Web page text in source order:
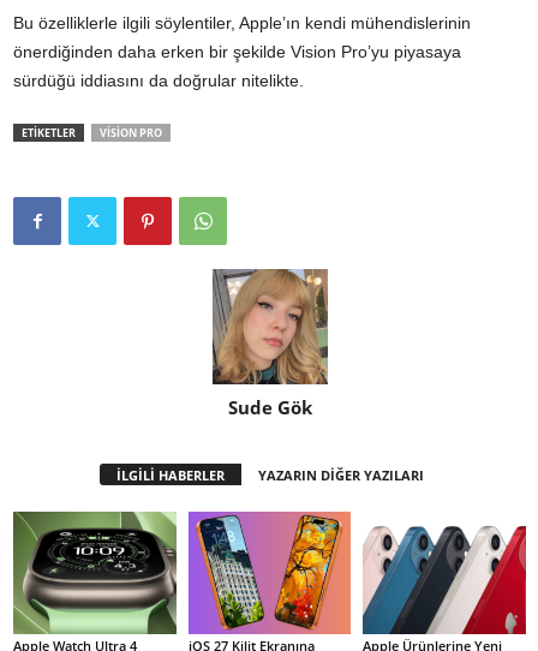
Bu özelliklerle ilgili söylentiler, Apple’ın kendi mühendislerinin
önerdiğinden daha erken bir şekilde Vision Pro’yu piyasaya
sürdüğü iddiasını da doğrular nitelikte.
ETİKETLER VISION PRO
Sude Gök
İLGİLİ HABERLER YAZARIN DİĞER YAZILARI
Apple Watch Ultra 4
iOS 27 Kilit Ekranına
Apple Ürünlerine Yeni